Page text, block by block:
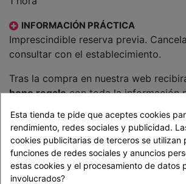
INFORMACIÓN PRÁCTICA
Imprescindible reserva previa.
consultar con el establecimiento.
Tras la compra en nuestra web
bono regalocon toda la información
regalar la actividad.
59,90 €
Cantidad
Esta tienda te pide que aceptes cookies
rendimiento, redes sociales y publicidad.
cookies publicitarias de terceros se utilizan
funciones de redes sociales y anuncios
estas cookies y el procesamiento de datos
involucrados?